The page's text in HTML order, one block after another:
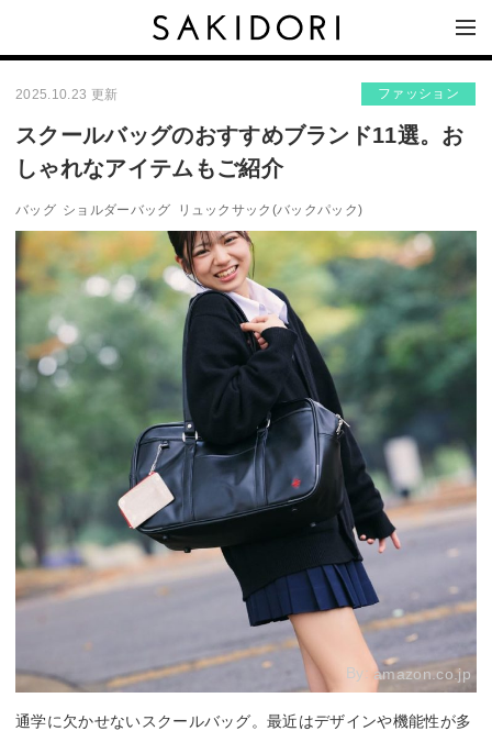
2025.10.23 更新 ファッション
スクールバッグのおすすめブランド11選。お
しゃれなアイテムもご紹介
バッグ ショルダーバッグ リュックサック(バックパック)
By:amazon.co.jp
通学に欠かせないスクールバッグ。最近はデザインや機能性が多